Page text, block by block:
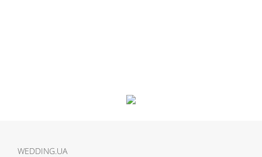
WEDDING.UA